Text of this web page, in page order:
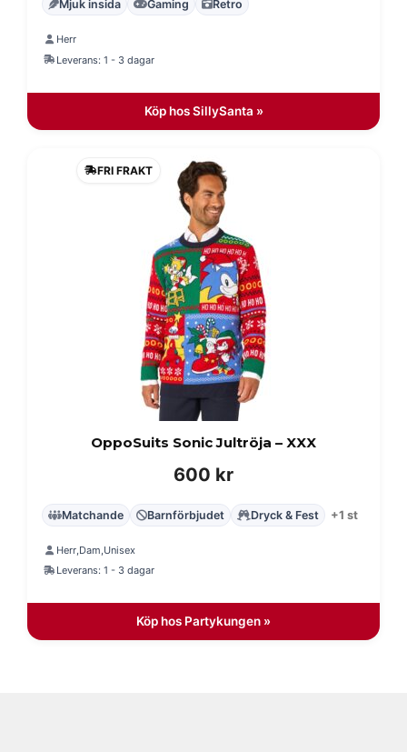
priset
Mjuk insida Gaming Retro
Herr
Leverans: 1 - 3 dagar
Köp hos SillySanta »
FRI FRAKT
OppoSuits Sonic Jultröja – XXX
600 kr
Matchande Barnförbjudet Dryck & Fest +1 st
Herr,Dam,Unisex
Leverans: 1 - 3 dagar
Köp hos Partykungen »